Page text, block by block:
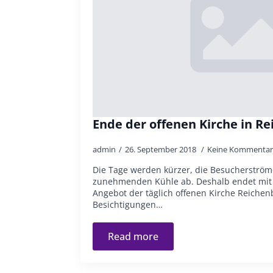
Ende der offenen Kirche in
admin 26. September 2018 Keine
Die Tage werden kürzer, die
zunehmenden Kühle ab. Deshalb endet
Angebot der täglich offenen Kirche
Besichtigungen…
Read more